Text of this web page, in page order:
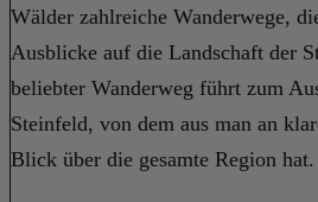
Wälder zahlreiche Wanderwege,
Ausblicke auf die Landschaft der
beliebter Wanderweg führt zum
Steinfeld, von dem aus man an
Blick über die gesamte Region hat.